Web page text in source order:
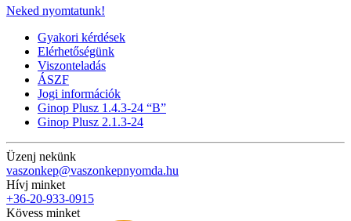
Neked nyomtatunk!
Gyakori kérdések
Elérhetőségünk
Viszonteladás
ÁSZF
Jogi információk
Ginop Plusz 1.4.3-24 “B”
Ginop Plusz 2.1.3-24
Üzenj nekünk
vaszonkep@vaszonkepnyomda.hu
Hívj minket
+36-20-933-0915
Kövess minket